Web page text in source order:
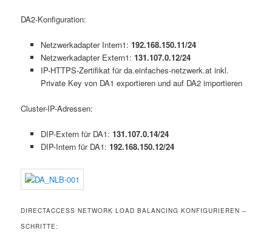
DA2-Konfiguration:
Netzwerkadapter Intern1: 192.168.150.11/24
Netzwerkadapter Extern1: 131.107.0.12/24
IP-HTTPS-Zertifikat für da.einfaches-netzwerk.at inkl.
Private Key von DA1 exportieren und auf DA2 importieren
Cluster-IP-Adressen:
DIP-Extern für DA1: 131.107.0.14/24
DIP-Intern für DA1: 192.168.150.12/24
DIRECTACCESS NETWORK LOAD BALANCING KONFIGURIEREN –
SCHRITTE: